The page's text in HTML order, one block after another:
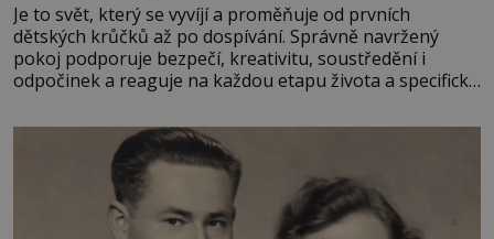
Je to svět, který se vyvíjí a proměňuje od prvních
dětských krůčků až po dospívání. Správně navržený
pokoj podporuje bezpečí, kreativitu, soustředění i
odpočinek a reaguje na každou etapu života a specifické
měkkost a bezpečí, proto by pokoj miminka měl působit
především klidně a útulně. Předškolní věk je